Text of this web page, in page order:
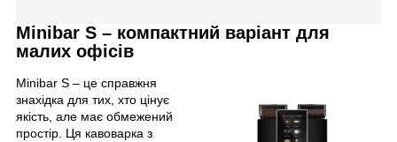
Minibar S – компактний варіант для
малих офісів
Minibar S – це справжня
знахідка для тих, хто цінує
якість, але має обмежений
простір. Ця кавоварка з